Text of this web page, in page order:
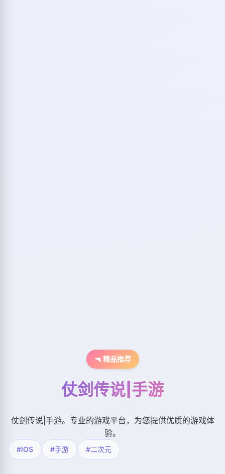
🔫 精品推荐
仗剑传说|手游
仗剑传说|手游。专业的游戏平台，为您提供优质的游戏体
验。
#IOS #手游 #二次元